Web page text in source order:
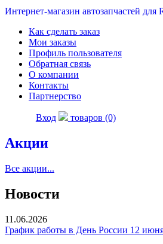
Интернет-магазин автозапчастей для
Как сделать заказ
Мои заказы
Профиль пользователя
Обратная связь
О компании
Контакты
Партнерство
Вход товаров (0)
Акции
Все акции...
Новости
11.06.2026
График работы в День России 12